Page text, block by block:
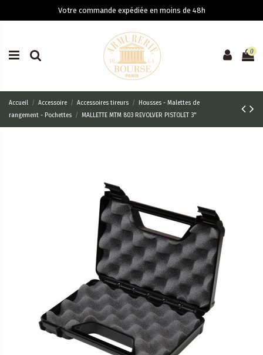
Votre commande expédiée en moins de 48h
0
Accueil Accessoire Accessoires tireurs
Housses - Malettes de
rangement - Pochettes
MALLETTE MTM 803 REVOLVER PISTOLET 3"